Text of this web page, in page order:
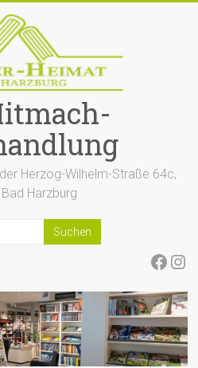
Herzog-Wilhelm-Straße 64c,
Harzburg